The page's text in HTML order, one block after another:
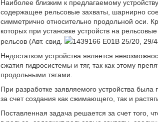
Наиболее близким к предлагаемому
содержащее рельсовые захваты, шарнирно
симметрично относительно продольной оси.
которых при установке устройств на
рельсов (Авт. свид.
1439166 E01B 25/20, 29/
Недостатком устройства является
сжатия гидросистемы и тяг, так как этому
продольными тягами.
При разработке заявляемого устройства была
за счет создания как сжимающего, так и
Поставленная задача решается за счет того,